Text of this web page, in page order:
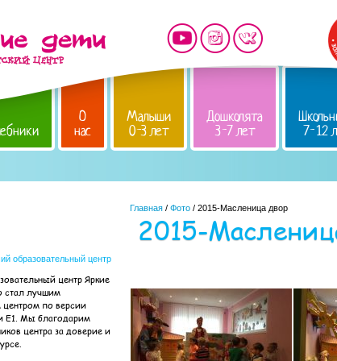
О
нас
Малыши
0-3 лет
Дошколята
3-7 лет 7-12
образовательный центр
центр Яркие
стал лучшим
центром по версии
Е1. Мы благодарим
центра за доверие и
Главная / Фото / 2015-Масленица двор
2015-